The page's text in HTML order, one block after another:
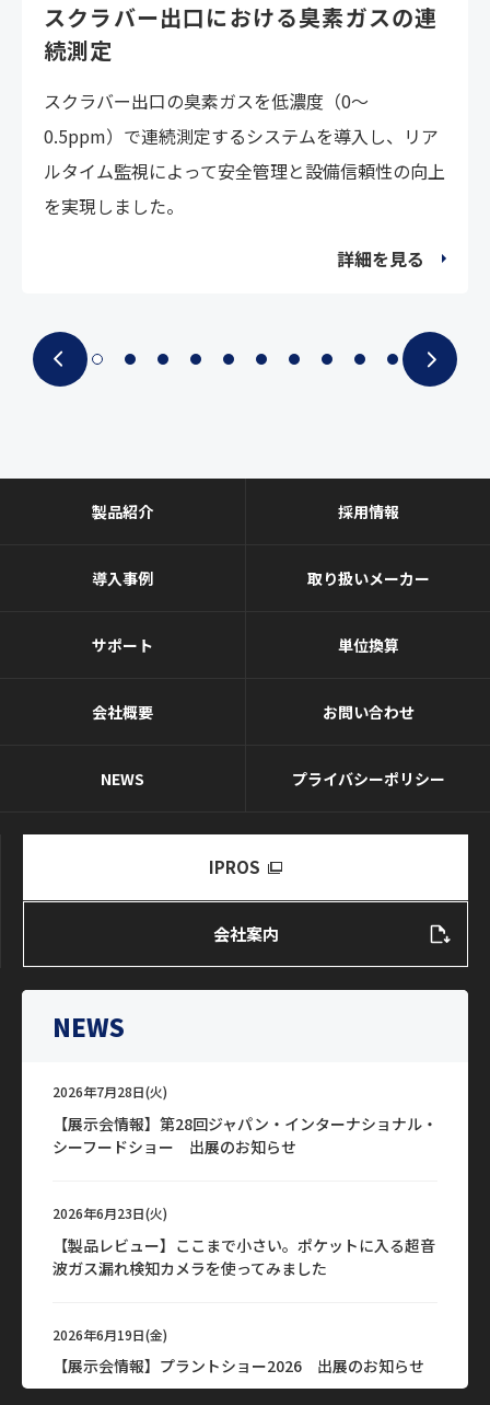
スクラバー出口における臭素ガスの連
続測定
スクラバー出口の臭素ガスを低濃度（0～
0.5ppm）で連続測定するシステムを導入し、リア
ルタイム監視によって安全管理と設備信頼性の向上
を実現しました。
詳細を見る
製品紹介
導入事例
サポート
会社概要
NEWS
採用情報
取り扱いメーカー
単位換算
お問い合わせ
プライバシーポリシー
会社案内
IPROS
NEWS
2026年7月28日(火)
【展示会情報】第28回ジャパン・インターナショナル・
シーフードショー 出展のお知らせ
2026年6月23日(火)
【製品レビュー】ここまで小さい。ポケットに入る超音
波ガス漏れ検知カメラを使ってみました
2026年6月19日(金)
【展示会情報】プラントショー2026 出展のお知らせ